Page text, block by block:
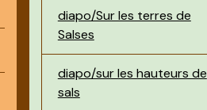
diapo/Sur les terres de
Salses
diapo/sur les hauteurs de
sals